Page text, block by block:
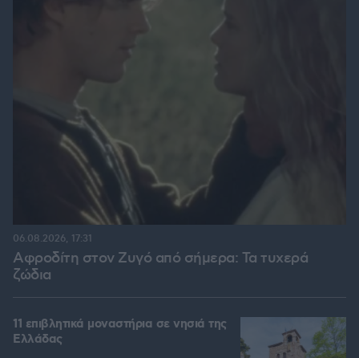
Αφροδίτη στον Ζυγό από σήμερα: Τα τυχερά
ζώδια
06.08.2026, 17:31
11 επιβλητικά μοναστήρια σε νησιά της
Ελλάδας